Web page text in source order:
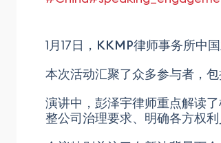
1月17日， KKMP律师事务所中
本次活动汇聚了众多参与者，
演讲中， 彭泽宇律师重点解读
整公司治理要求、明确各方权